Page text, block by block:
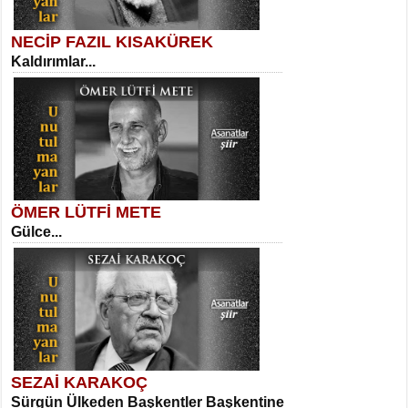
SELAHATTİN YILDIZ
İnsanın Zindanı...
MEHMET TAŞTAN
Vagon’da Bir Şairle...
SITKI CANEY
Kadir Ünal
Ayağıma Dolanan Yokuş...
Mehmet Çoban
Elmira...
NECİP FAZIL KISAKÜREK
Kaldırımlar...
ÖMER LÜTFİ METE
Gülce...
SEZAİ KARAKOÇ
Sürgün Ülkeden Başkentler Başkentine